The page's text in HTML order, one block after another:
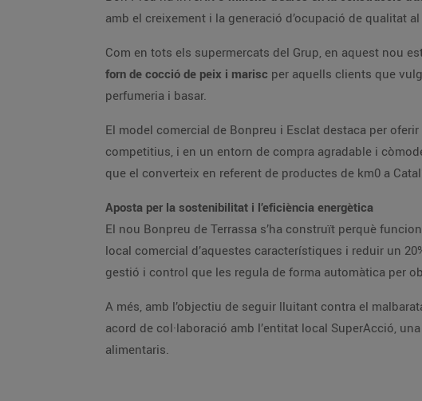
amb el creixement i la generació d’ocupació de qualitat
Com en tots els supermercats del Grup, en aquest nou
forn de cocció de peix i marisc per aquells clients que
perfumeria i basar.
El model comercial de Bonpreu i Esclat destaca per
competitius, i en un entorn de compra agradable i
que el converteix en referent de productes de km0 a
Aposta per la sostenibilitat i l’eficiència energètica
El nou Bonpreu de Terrassa s’ha construït perquè
local comercial d’aquestes característiques i reduir un
gestió i control que les regula de forma automàtica per
A més, amb l’objectiu de seguir lluitant contra el
acord de col·laboració amb l’entitat local SuperAcció,
alimentaris.